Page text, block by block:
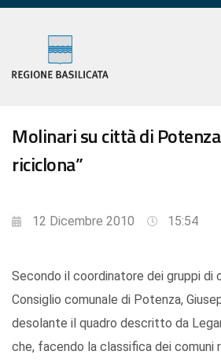
Molinari su città di
riciclona”
12 Dicembre 2010 15:54
Secondo il coordinatore dei gruppi di
Consiglio comunale di Potenza,
desolante il quadro descritto da
che, facendo la classifica dei comuni